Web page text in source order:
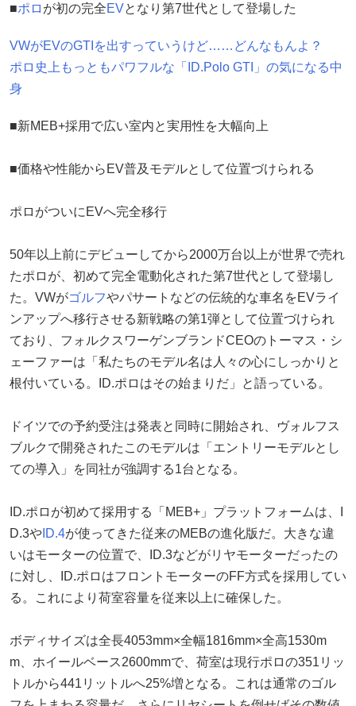
■ポロ が初の完全EVとなり第7世代として登場した
VWがEVのGTIを出すっていうけど……どんなもんよ？
ポロ史上もっともパワフルな「ID.Polo GTI」の気になる中
身
■新MEB+採用で広い室内と実用性を大幅向上
■価格や性能からEV普及モデルとして位置づけられる
ポロがついにEVへ完全移行
50年以上前にデビューしてから2000万台以上が世界で売れ
たポロが、初めて完全電動化された第7世代として登場し
た。VWがゴルフやパサートなどの伝統的な車名をEVライ
ンアップへ移行させる新戦略の第1弾として位置づけられ
ており、フォルクスワーゲンブランドCEOのトーマス・シ
ェーファーは「私たちのモデル名は人々の心にしっかりと
根付いている。ID.ポロはその始まりだ」と語っている。
ドイツでの予約受注は発表と同時に開始され、ヴォルフス
ブルクで開発されたこのモデルは「エントリーモデルとし
ての導入」を同社が強調する1台となる。
ID.ポロが初めて採用する「MEB+」プラットフォームは、I
D.3や ID.4が使ってきた従来のMEBの進化版だ。大きな違
いはモーターの位置で、ID.3などがリヤモーターだったの
に対し、ID.ポロはフロントモーターのFF方式を採用してい
る。これにより荷室容量を従来以上に確保した。
ボディサイズは全長4053mm×全幅1816mm×全高1530m
m、ホイールベース2600mmで、荷室は現行ポロの351リッ
トルから441リットルへ25%増となる。これは通常のゴル